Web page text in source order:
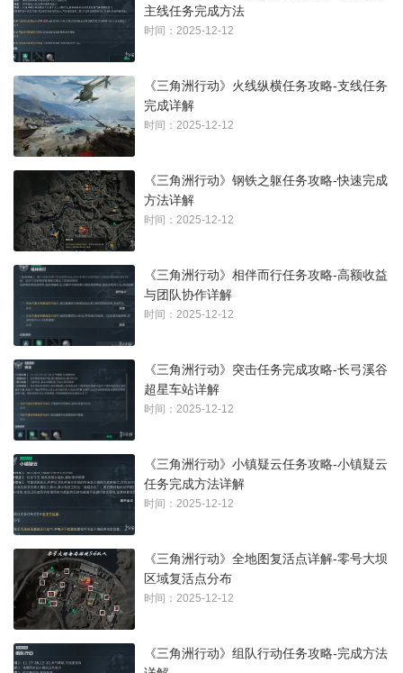
主线任务完成方法
时间：2025-12-12
《三角洲行动》火线纵横任务攻略-支线任务
完成详解
时间：2025-12-12
《三角洲行动》钢铁之躯任务攻略-快速完成
方法详解
时间：2025-12-12
《三角洲行动》相伴而行任务攻略-高额收益
与团队协作详解
时间：2025-12-12
《三角洲行动》突击任务完成攻略-长弓溪谷
超星车站详解
时间：2025-12-12
《三角洲行动》小镇疑云任务攻略-小镇疑云
任务完成方法详解
时间：2025-12-12
《三角洲行动》全地图复活点详解-零号大坝
区域复活点分布
时间：2025-12-12
《三角洲行动》组队行动任务攻略-完成方法